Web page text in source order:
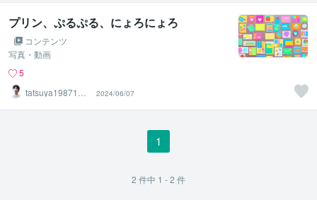
プリン、ぷるぷる、にょろにょろ
コンテンツ
写真・動画
5
tatsuya1987121
2024/06/07
1
2 件中 1 - 2 件